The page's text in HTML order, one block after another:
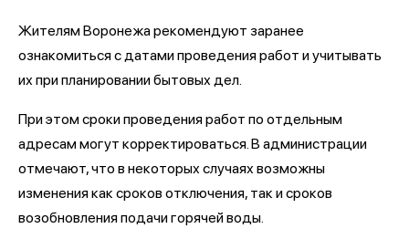
Жителям Воронежа рекомендуют заранее
ознакомиться с датами проведения работ и учитывать
их при планировании бытовых дел.
При этом сроки проведения работ по отдельным
адресам могут корректироваться. В администрации
отмечают, что в некоторых случаях возможны
изменения как сроков отключения, так и сроков
возобновления подачи горячей воды.